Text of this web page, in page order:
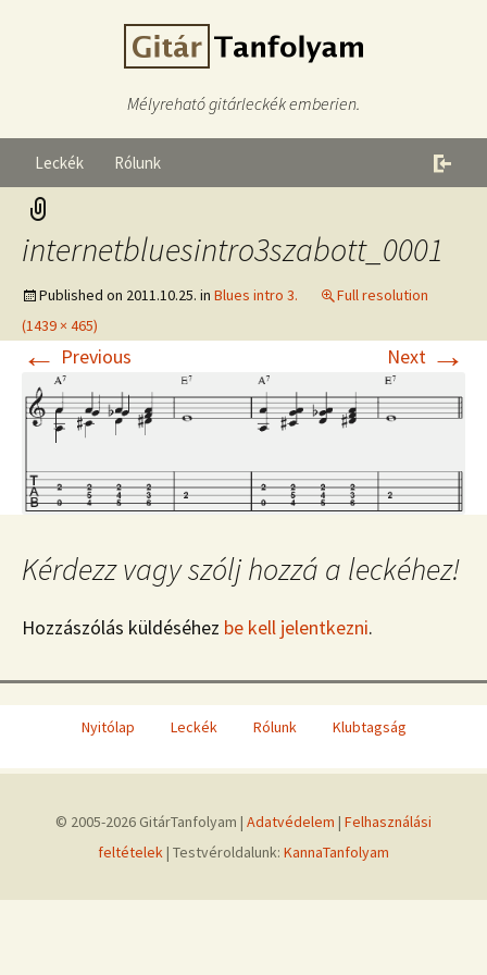
Mélyreható gitárleckék emberien.
Leckék Rólunk
internetbluesintro3szabott_0001
Published on 2011.10.25. in Blues intro 3.
Full resolution
(1439 × 465)
← Previous Next →
Kérdezz vagy szólj hozzá a leckéhez!
Hozzászólás küldéséhez be kell jelentkezni.
Nyitólap Leckék Rólunk Klubtagság
© 2005-2026 GitárTanfolyam | Adatvédelem | Felhasználási
feltételek| Testvéroldalunk: KannaTanfolyam